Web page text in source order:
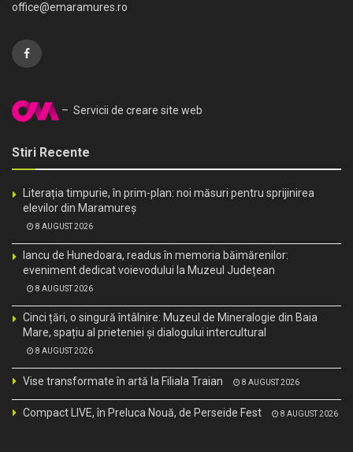
office@emaramures.ro
– Servicii de creare site web
Stiri Recente
Literația timpurie, în prim-plan: noi măsuri pentru sprijinirea
elevilor din Maramureș
8 AUGUST 2026
Iancu de Hunedoara, readus în memoria băimărenilor:
eveniment dedicat voievodului la Muzeul Județean
8 AUGUST 2026
Cinci țări, o singură întâlnire: Muzeul de Mineralogie din Baia
Mare, spațiu al prieteniei și dialogului intercultural
8 AUGUST 2026
Vise transformate în artă la Filiala Traian 8 AUGUST 2026
Compact LIVE, în Preluca Nouă, de Perseide Fest 8 AUGUST 2026